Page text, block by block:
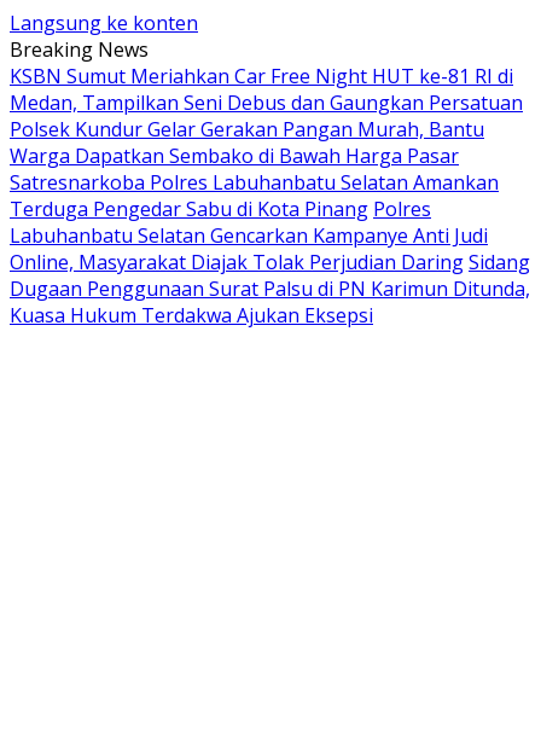
Langsung ke konten
Breaking News
KSBN Sumut Meriahkan Car Free Night HUT ke-81 RI di
Medan, Tampilkan Seni Debus dan Gaungkan Persatuan
Polsek Kundur Gelar Gerakan Pangan Murah, Bantu
Warga Dapatkan Sembako di Bawah Harga Pasar
Satresnarkoba Polres Labuhanbatu Selatan Amankan
Terduga Pengedar Sabu di Kota Pinang Polres
Labuhanbatu Selatan Gencarkan Kampanye Anti Judi
Online, Masyarakat Diajak Tolak Perjudian DaringSidang
Dugaan Penggunaan Surat Palsu di PN Karimun Ditunda,
Kuasa Hukum Terdakwa Ajukan Eksepsi